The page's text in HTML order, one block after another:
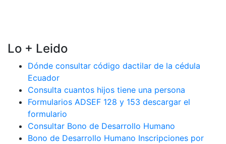
Lo + Leido
Dónde consultar código dactilar de la cédula
Ecuador
Consulta cuantos hijos tiene una persona
Formularios ADSEF 128 y 153 descargar el
formulario
Consultar Bono de Desarrollo Humano
Bono de Desarrollo Humano Inscripciones por